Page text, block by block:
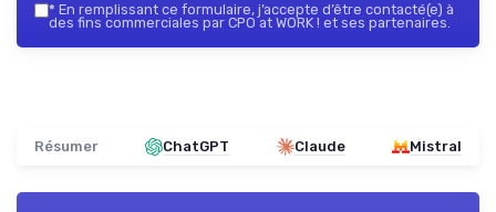
* En remplissant ce formulaire, j’accepte d’être contacté(e) à
des fins commerciales par CPO at WORK ! et ses partenaires.
Résumer ChatGPT Claude Mistral